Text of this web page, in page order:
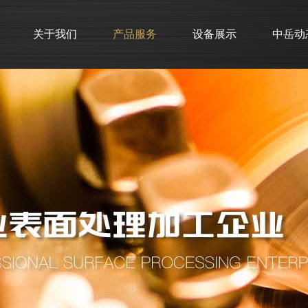
关于我们 产品服务 设备展示 中岳动